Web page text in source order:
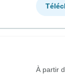
À partir